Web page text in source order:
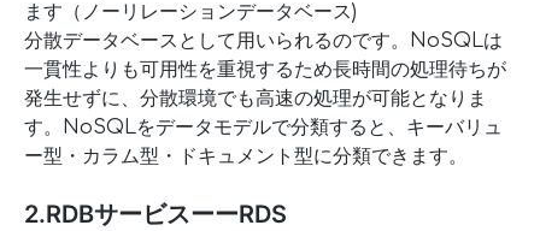
ます（ノーリレーションデータベース)
分散データベースとして用いられるのです。NoSQLは
一貫性よりも可用性を重視するため長時間の処理待ちが
発生せずに、分散環境でも高速の処理が可能となりま
す。NoSQLをデータモデルで分類すると、キーバリュ
ー型・カラム型・ドキュメント型に分類できます。
2.RDBサービスーーRDS